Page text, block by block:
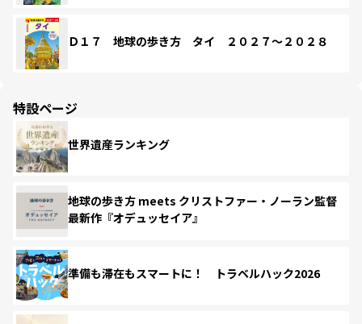
Ｄ１７ 地球の歩き方 タイ ２０２７～２０２８
特設ページ
世界遺産ランキング
地球の歩き方 meets クリストファー・ノーラン監督
最新作『オデュッセイア』
準備も滞在もスマートに！ トラベルハック2026